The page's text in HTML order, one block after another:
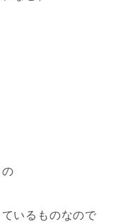
いるものなので